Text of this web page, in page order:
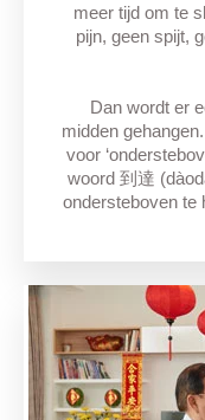
meer tijd om te
pijn, geen spijt,
Dan wordt er
midden
voor
woord 到達
ondersteboven te